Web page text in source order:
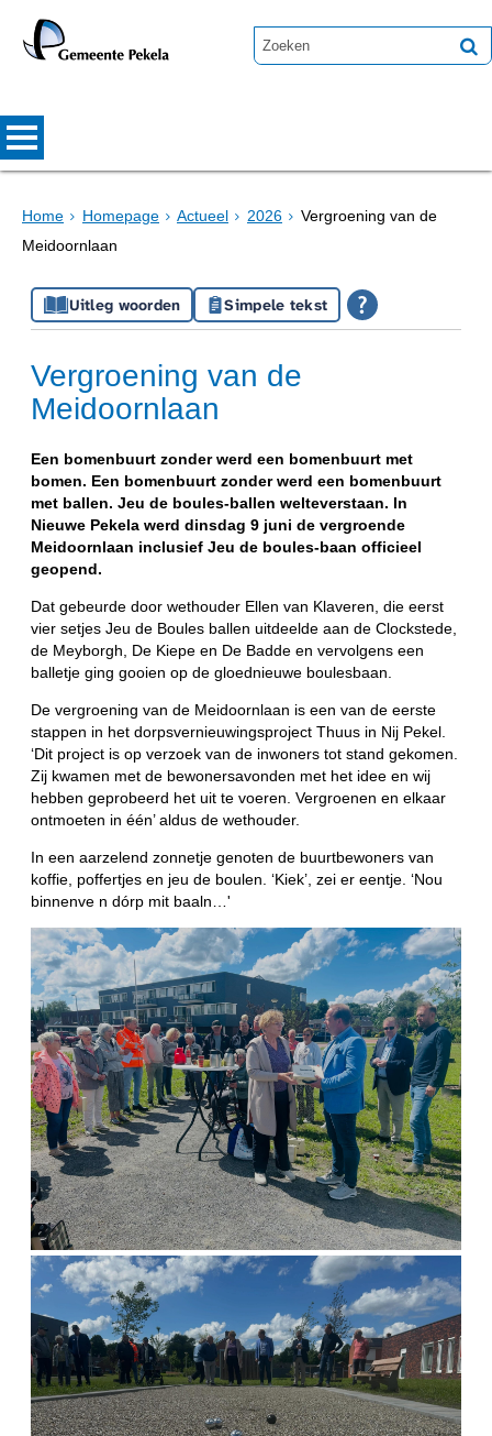
Home Homepage Actueel 2026
Vergroening van de
Meidoornlaan
Uitleg woorden Simpele tekst
Vergroening van de
Meidoornlaan
Een bomenbuurt zonder werd een bomenbuurt met
bomen. Een bomenbuurt zonder werd een bomenbuurt
met ballen. Jeu de boules-ballen welteverstaan. In
Nieuwe Pekela werd dinsdag 9 juni de vergroende
Meidoornlaan inclusief Jeu de boules-baan officieel
geopend.
Dat gebeurde door wethouder Ellen van Klaveren, die eerst
vier setjes Jeu de Boules ballen uitdeelde aan de Clockstede,
de Meyborgh, De Kiepe en De Badde en vervolgens een
balletje ging gooien op de gloednieuwe boulesbaan.
De vergroening van de Meidoornlaan is een van de eerste
stappen in het dorpsvernieuwingsproject Thuus in Nij Pekel.
‘Dit project is op verzoek van de inwoners tot stand gekomen.
Zij kwamen met de bewonersavonden met het idee en wij
hebben geprobeerd het uit te voeren. Vergroenen en elkaar
ontmoeten in één’ aldus de wethouder.
In een aarzelend zonnetje genoten de buurtbewoners van
koffie, poffertjes en jeu de boulen. ‘Kiek’, zei er eentje. ‘Nou
binnenve n dórp mit baaln…'